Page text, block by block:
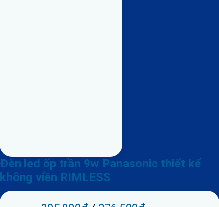
Đèn led ốp trần 9w Panasonic thiết kế
không viền RIMLESS